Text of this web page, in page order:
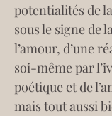
potentialités de
sous le signe de
l’amour, d’une
soi-même par
poétique et de
mais tout aussi